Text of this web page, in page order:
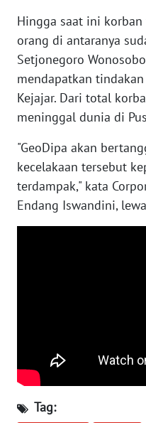
Hingga saat ini
orang di antaranya
Setjonegoro
mendapatkan
Kejajar. Dari total
meninggal dunia di
"GeoDipa akan
kecelakaan tersebut
terdampak," kata
Endang Iswandini,
Tag:
SERAMBI
WN
JAMBI
WN
WN
NTB
WN
WN